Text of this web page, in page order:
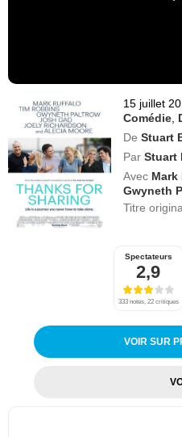
15 juillet
Comédie
De Stuart
Par Stuart
Avec Mark
Gwyneth
Titre
Spectateurs
2,9
333 notes, 22 critiques
VOIR SUR